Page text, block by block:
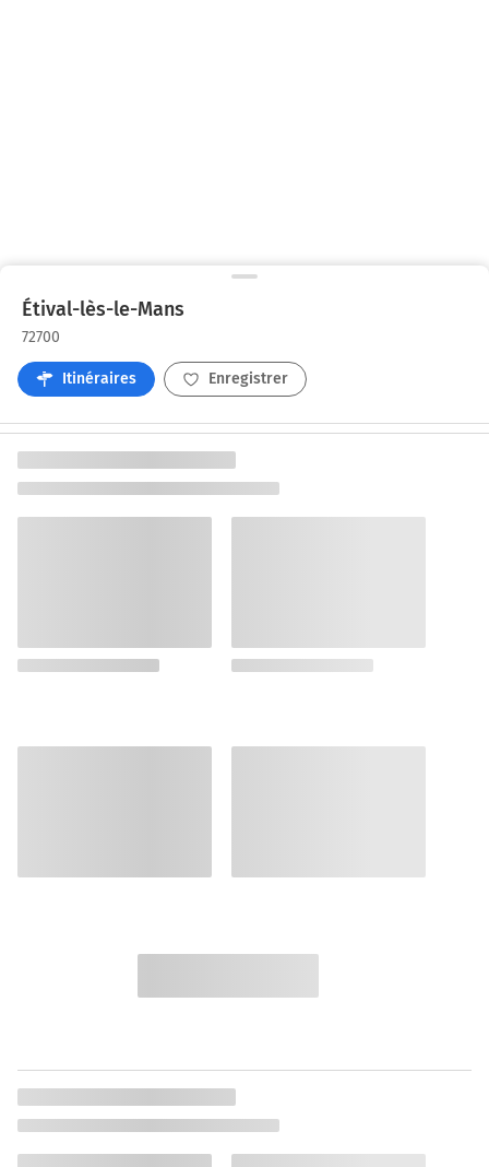
Étival-lès-le-Mans
72700
Itinéraires Enregistrer